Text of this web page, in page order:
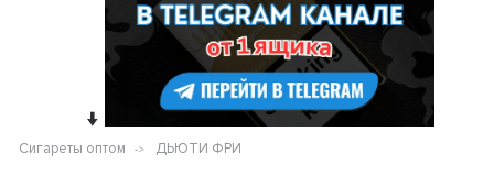
↓
Сигареты оптом ДЬЮТИ ФРИ